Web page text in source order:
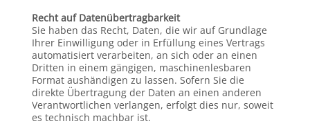
Recht auf Datenübertragbarkeit
Sie haben das Recht, Daten, die wir auf Grundlage
Ihrer Einwilligung oder in Erfüllung eines Vertrags
automatisiert verarbeiten, an sich oder an einen
Dritten in einem gängigen, maschinenlesbaren
Format aushändigen zu lassen. Sofern Sie die
direkte Übertragung der Daten an einen anderen
Verantwortlichen verlangen, erfolgt dies nur, soweit
es technisch machbar ist.